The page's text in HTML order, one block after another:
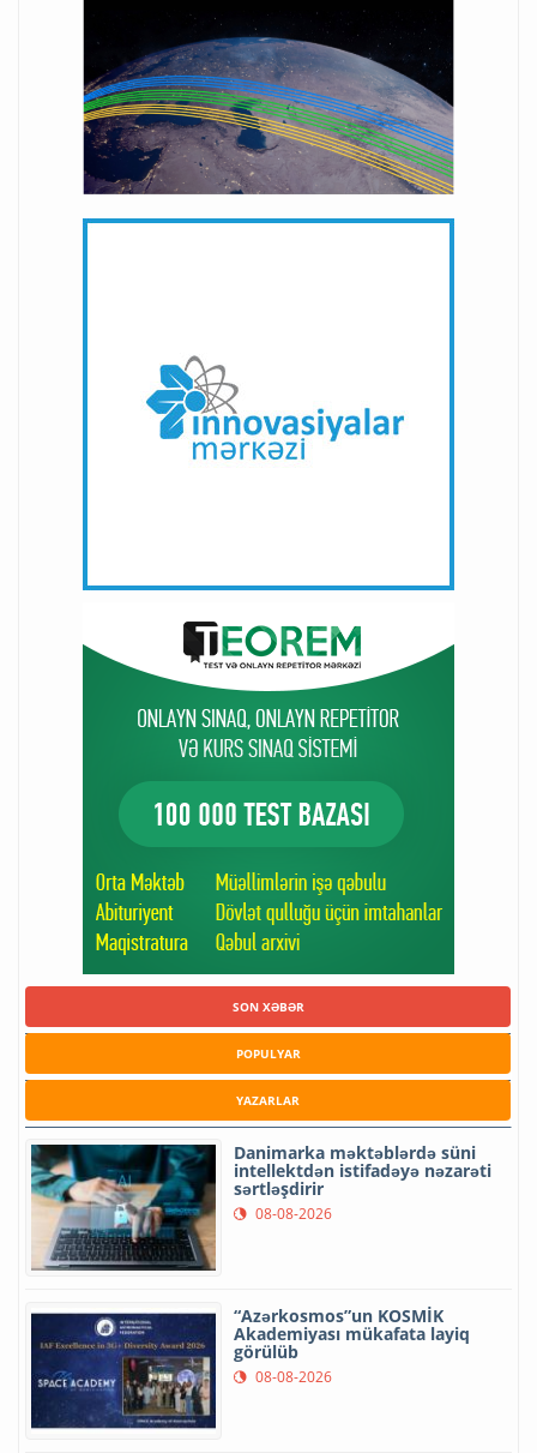
SON XƏBƏR
POPULYAR
YAZARLAR
Danimarka məktəblərdə süni
intellektdən istifadəyə nəzarəti
sərtləşdirir
08-08-2026
“Azərkosmos”un KOSMİK
Akademiyası mükafata layiq
görülüb
08-08-2026